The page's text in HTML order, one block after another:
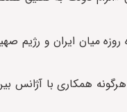
میان ایران و رژیم
همکاری با آژانس